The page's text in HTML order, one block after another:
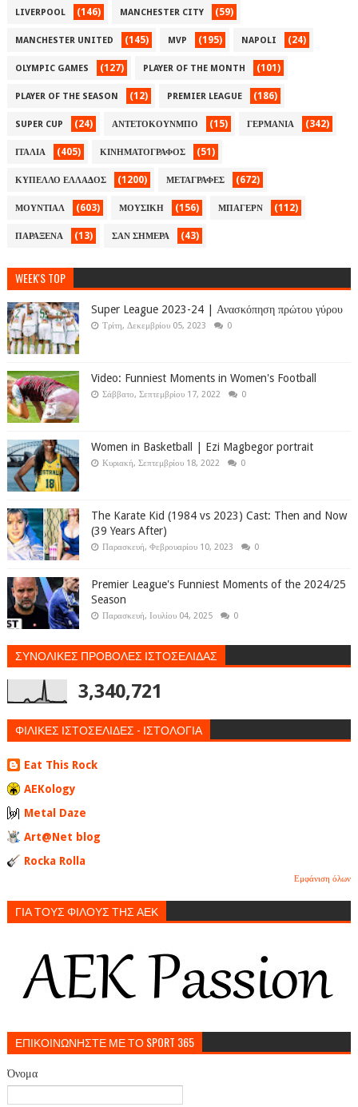
LIVERPOOL (146) MANCHESTER CITY (59)
MANCHESTER UNITED (145) MVP (195) NAPOLI (24)
OLYMPIC GAMES (127) PLAYER OF THE MONTH (101)
PLAYER OF THE SEASON (12) PREMIER LEAGUE (186)
SUPER CUP (24) ΑΝΤΕΤΟΚΟΥΝΜΠΟ (15) ΓΕΡΜΑΝΙΑ (342)
ΙΤΑΛΙΑ (405) ΚΙΝΗΜΑΤΟΓΡΑΦΟΣ (51)
ΚΥΠΕΛΛΟ ΕΛΛΑΔΟΣ (1200) ΜΕΤΑΓΡΑΦΕΣ (672)
ΜΟΥΝΤΙΑΛ (603) ΜΟΥΣΙΚΗ (156) ΜΠΑΓΕΡΝ (112)
ΠΑΡΑΞΕΝΑ (13) ΣΑΝ ΣΗΜΕΡΑ (43)
WEEK'S TOP
Super League 2023-24 | Ανασκόπηση πρώτου γύρου
Τρίτη, Δεκεμβρίου 05, 2023 0
Video: Funniest Moments in Women's Football
Σάββατο, Σεπτεμβρίου 17, 2022 0
Women in Basketball | Ezi Magbegor portrait
Κυριακή, Σεπτεμβρίου 18, 2022 0
The Karate Kid (1984 vs 2023) Cast: Then and Now
(39 Years After)
Παρασκευή, Φεβρουαρίου 10, 2023 0
Premier League's Funniest Moments of the 2024/25
Season
Παρασκευή, Ιουλίου 04, 2025 0
ΣΥΝΟΛΙΚΕΣ ΠΡΟΒΟΛΕΣ ΙΣΤΟΣΕΛΙΔΑΣ
3,340,721
ΦΙΛΙΚΕΣ ΙΣΤΟΣΕΛΙΔΕΣ - ΙΣΤΟΛΟΓΙΑ
Eat This Rock
AEKology
Metal Daze
Art@Net blog
Rocka Rolla
Εμφάνιση όλων
ΓΙΑ ΤΟΥΣ ΦΙΛΟΥΣ ΤΗΣ ΑΕΚ
ΕΠΙΚΟΙΝΩΝΗΣΤΕ ΜΕ ΤΟ SPORT 365
Όνομα